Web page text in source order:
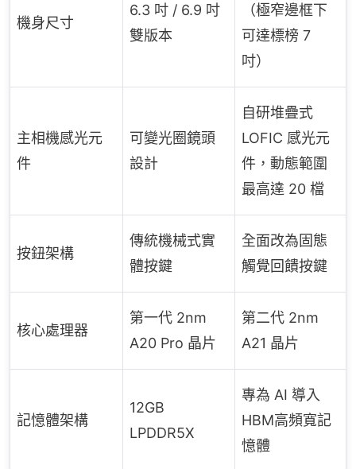
機身尺寸
6.3 吋 / 6.9 吋
雙版本
（極窄邊框下
可達標榜 7
吋）
主相機感光元
件
可變光圈鏡頭
設計
自研堆疊式
LOFIC 感光元
件，動態範圍
最高達 20 檔
按鈕架構
傳統機械式實
體按鍵
全面改為固態
觸覺回饋按鍵
核心處理器
第一代 2nm
A20 Pro 晶片
第二代 2nm
A21 晶片
記憶體架構
12GB
LPDDR5X
專為 AI 導入
HBM高頻寬記
憶體